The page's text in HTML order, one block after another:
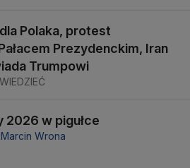
Polaka, protest
Prezydenckim, Iran
Trumpowi
2026 w pigułce
Wrona